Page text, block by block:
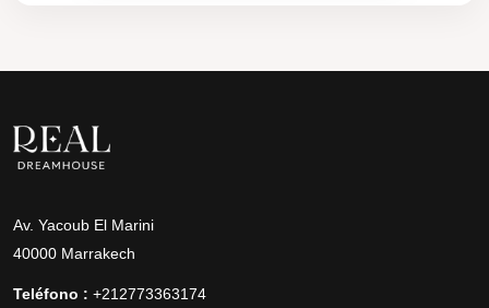
Av. Yacoub El Marini
40000 Marrakech
Teléfono : +212773363174